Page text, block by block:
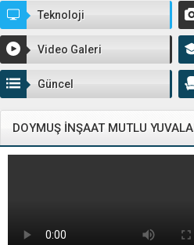
Teknoloji
Video Galeri
Güncel
DOYMUŞ İNŞAAT MUTLU